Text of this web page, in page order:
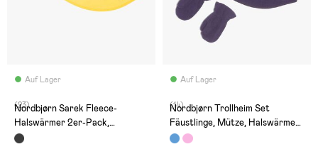
Auf Lager
(23)
Nordbjørn Sarek Fleece-
Halswärmer 2er-Pack,
Black/Banana
Auf Lager
(14)
Nordbjørn Trollheim Set
Fäustlinge, Mütze, Halswärmer,
Eclipse